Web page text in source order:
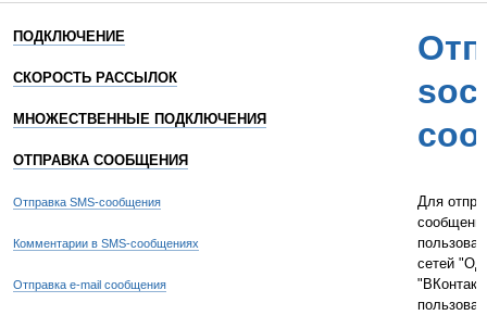
ПОДКЛЮЧЕНИЕ
СКОРОСТЬ РАССЫЛОК
МНОЖЕСТВЕННЫЕ ПОДКЛЮЧЕНИЯ
ОТПРАВКА СООБЩЕНИЯ
Отправка SMS-сообщения
Комментарии в SMS-сообщениях
Отправка e-mail сообщения
Для
сетей